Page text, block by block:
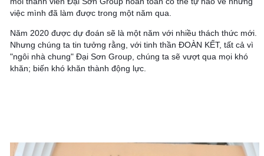
việc mình đã làm được trong một năm qua.
Năm 2020 được dự đoán sẽ là một năm với nhiều thách thức mới.
Nhưng chúng ta tin tưởng rằng, với tinh thần ĐOÀN KẾT, tất cả vì
"ngôi nhà chung" Đại Sơn Group, chúng ta sẽ vượt qua mọi khó
khăn; biến khó khăn thành động lực.